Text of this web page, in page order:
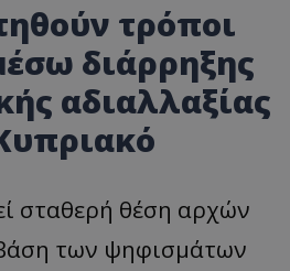
τρόποι
διάρρηξης
αδιαλλαξίας
σταθερή θέση αρχών
των ψηφισμάτων